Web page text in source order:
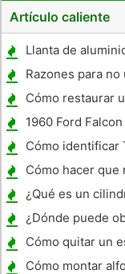
Artículo caliente
Llanta de
Razones para
hidrógeno
Cómo restaurar
1960 Ford
Cómo identificar
Cómo hacer que
¿Qué es un
¿Dónde puede
Cómo quitar un
Corolla
Cómo montar